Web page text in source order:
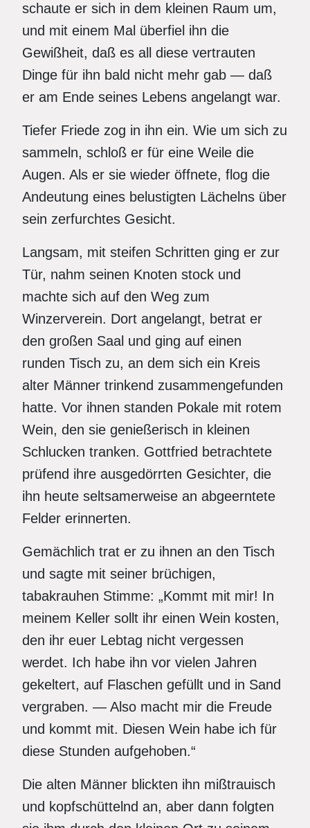
schaute er sich in dem kleinen Raum um,
und mit einem Mal überfiel ihn die
Gewißheit, daß es all diese vertrauten
Dinge für ihn bald nicht mehr gab — daß
er am Ende seines Lebens angelangt war.
Tiefer Friede zog in ihn ein. Wie um sich zu
sammeln, schloß er für eine Weile die
Augen. Als er sie wieder öffnete, flog die
Andeutung eines belustigten Lächelns über
sein zerfurchtes Gesicht.
Langsam, mit steifen Schritten ging er zur
Tür, nahm seinen Knoten stock und
machte sich auf den Weg zum
Winzerverein. Dort angelangt, betrat er
den großen Saal und ging auf einen
runden Tisch zu, an dem sich ein Kreis
alter Männer trinkend zusammengefunden
hatte. Vor ihnen standen Pokale mit rotem
Wein, den sie genießerisch in kleinen
Schlucken tranken. Gottfried betrachtete
prüfend ihre ausgedörrten Gesichter, die
ihn heute seltsamerweise an abgeerntete
Felder erinnerten.
Gemächlich trat er zu ihnen an den Tisch
und sagte mit seiner brüchigen,
tabakrauhen Stimme: „Kommt mit mir! In
meinem Keller sollt ihr einen Wein kosten,
den ihr euer Lebtag nicht vergessen
werdet. Ich habe ihn vor vielen Jahren
gekeltert, auf Flaschen gefüllt und in Sand
vergraben. — Also macht mir die Freude
und kommt mit. Diesen Wein habe ich für
diese Stunden aufgehoben.“
Die alten Männer blickten ihn mißtrauisch
und kopfschüttelnd an, aber dann folgten